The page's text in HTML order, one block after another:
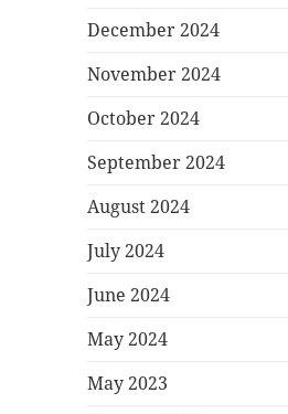
December 2024
November 2024
October 2024
September 2024
August 2024
July 2024
June 2024
May 2024
May 2023